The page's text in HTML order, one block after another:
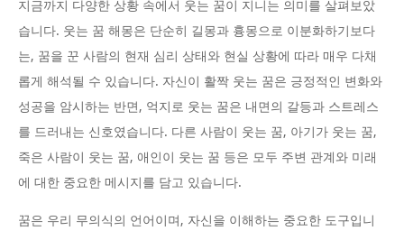
지금까지 다양한 상황 속에서 웃는 꿈이 지니는 의미를 살펴보았
습니다. 웃는 꿈 해몽은 단순히 길몽과 흉몽으로 이분화하기보다
는, 꿈을 꾼 사람의 현재 심리 상태와 현실 상황에 따라 매우 다채
롭게 해석될 수 있습니다. 자신이 활짝 웃는 꿈은 긍정적인 변화와
성공을 암시하는 반면, 억지로 웃는 꿈은 내면의 갈등과 스트레스
를 드러내는 신호였습니다. 다른 사람이 웃는 꿈, 아기가 웃는 꿈,
죽은 사람이 웃는 꿈, 애인이 웃는 꿈 등은 모두 주변 관계와 미래
에 대한 중요한 메시지를 담고 있습니다.
꿈은 우리 무의식의 언어이며, 자신을 이해하는 중요한 도구입니